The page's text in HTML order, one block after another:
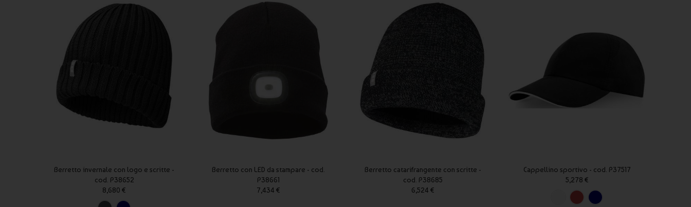
Berretto invernale con logo e scritte -
cod. P38652
8,680 €
Berretto con LED da stampare - cod.
P38661
7,434 €
Berretto catarifrangente con scritte -
cod. P38685
6,524 €
Cappellino sportivo - cod. P37517
5,278 €